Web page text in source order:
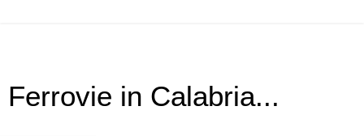
Ferrovie in Calabria...